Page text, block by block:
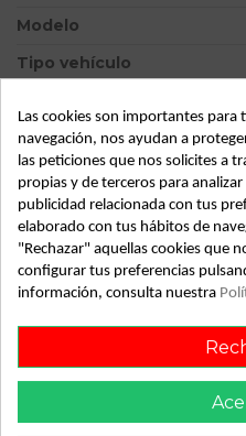
Modelo
Tipo vehículo
SubAlmacén
SubSubAlmacén
ID: 810453
Fecha disponible: 2022-04-04
Descripción
Recambio de transmision
r19 r19 chamade 1.4 tr 4v.
Las cookies son importantes
navegación, nos ayudan a
las peticiones que nos solicites a
propias y de terceros para
publicidad relacionada con tus
elaborado con tus hábitos de
"Rechazar" aquellas cookies que
configurar tus preferencias
información, consulta nuestra